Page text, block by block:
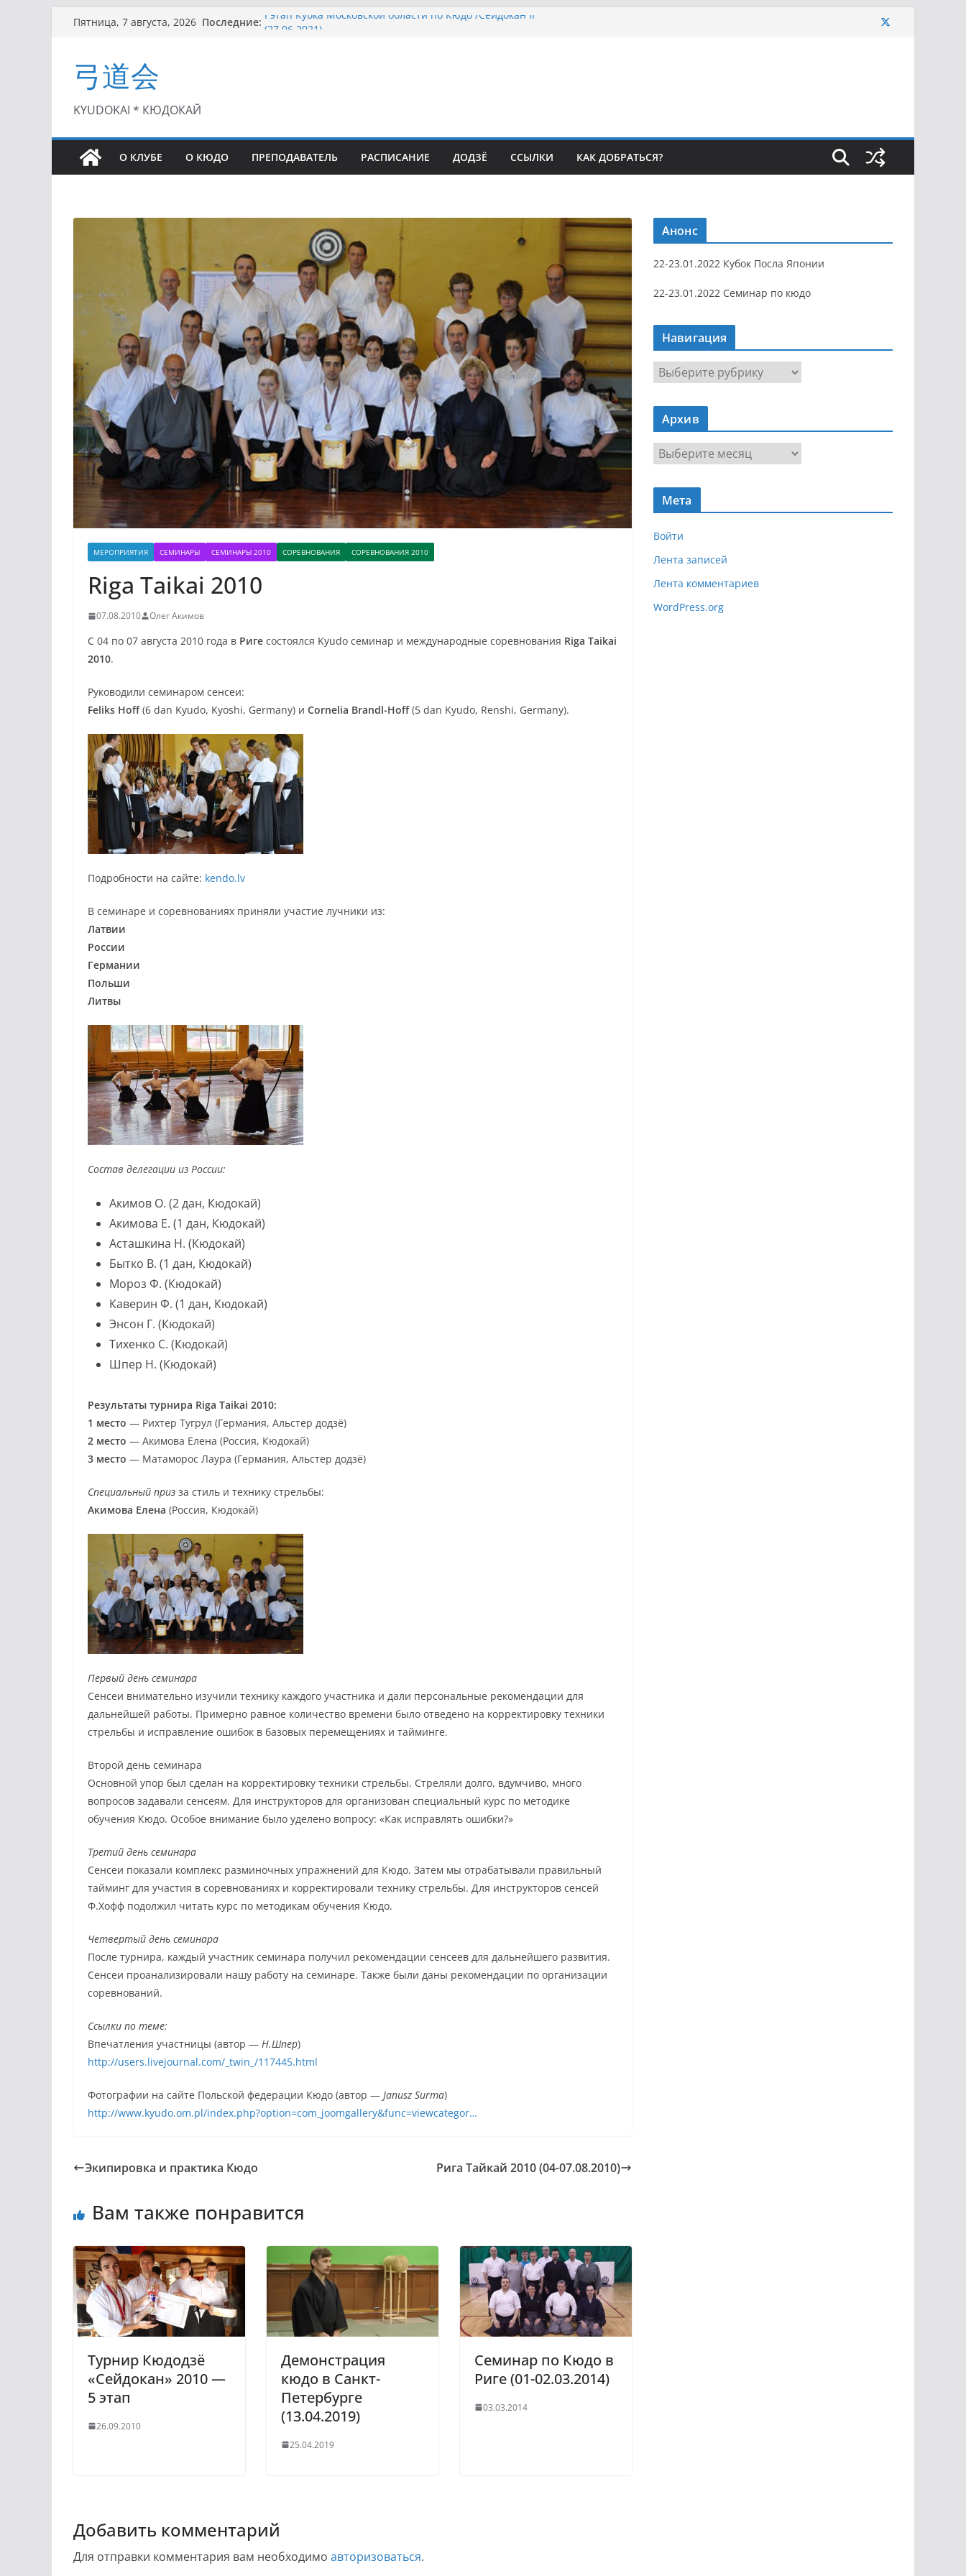
Перейти
Пятница, 7 августа, 2026 Последние: I этап Кубка Московской области по Кюдо /Сейдокан II
弓道会
KYUDOKAI * КЮДОКАЙ
О КЛУБЕ О КЮДО ПРЕПОДАВАТЕЛЬ РАСПИСАНИЕ ДОДЗЁ ССЫЛКИ КАК ДОБРАТЬСЯ?
МЕРОПРИЯТИЯ СЕМИНАРЫ СЕМИНАРЫ 2010 СОРЕВНОВАНИЯ СОРЕВНОВАНИЯ 2010
Riga Taikai 2010
07.08.2010 Олег Акимов
С 04 по 07 августа 2010 года в Риге состоялся Kyudo семинар и международные соревнования Riga Taikai
2010.
Руководили семинаром сенсеи:
Feliks Hoff(6 dan Kyudo, Kyoshi, Germany) и Cornelia Brandl-Hoff(5 dan Kyudo, Renshi, Germany).
Подробности на сайте: kendo.lv
В семинаре и соревнованиях приняли участие лучники из:
Латвии
России
Германии
Польши
Литвы
Состав делегации из России:
Акимов О. (2 дан, Кюдокай)
Акимова Е. (1 дан, Кюдокай)
Асташкина Н. (Кюдокай)
Бытко В. (1 дан, Кюдокай)
Мороз Ф. (Кюдокай)
Каверин Ф. (1 дан, Кюдокай)
Энсон Г. (Кюдокай)
Тихенко С. (Кюдокай)
Шпер Н. (Кюдокай)
Результаты турнира Riga Taikai 2010:
1 место — Рихтер Тугрул (Германия, Альстер додзё)
2 место — Акимова Елена (Россия, Кюдокай)
3 место — Матаморос Лаура (Германия, Альстер додзё)
Специальный приз за стиль и технику стрельбы:
Акимова Елена (Россия, Кюдокай)
Первый день семинара
Сенсеи внимательно изучили технику каждого участника и дали персональные рекомендации для
дальнейшей работы. Примерно равное количество времени было отведено на корректировку техники
стрельбы и исправление ошибок в базовых перемещениях и тайминге.
Второй день семинара
Основной упор был сделан на корректировку техники стрельбы. Стреляли долго, вдумчиво, много
вопросов задавали сенсеям. Для инструкторов для организован специальный курс по методике
обучения Кюдо. Особое внимание было уделено вопросу: «Как исправлять ошибки?»
Третий день семинара
Сенсеи показали комплекс разминочных упражнений для Кюдо. Затем мы отрабатывали правильный
тайминг для участия в соревнованиях и корректировали технику стрельбы. Для инструкторов сенсей
Ф.Хофф подолжил читать курс по методикам обучения Кюдо.
Четвертый день семинара
После турнира, каждый участник семинара получил рекомендации сенсеев для дальнейшего развития.
Сенсеи проанализировали нашу работу на семинаре. Также были даны рекомендации по организации
соревнований.
Ссылки по теме:
Впечатления участницы (автор — Н.Шпер)
http://users.livejournal.com/_twin_/117445.html
Фотографии на сайте Польской федерации Кюдо (автор — Janusz Surma)
http://www.kyudo.om.pl/index.php?option=com_joomgallery&func=viewcategor…
Экипировка и практика Кюдо Рига Тайкай 2010 (04-07.08.2010)
Вам также понравится
Турнир Кюдодзё
«Сейдокан» 2010 —
5 этап
26.09.2010
Демонстрация
кюдо в Санкт-
Петербурге
(13.04.2019)
25.04.2019
Семинар по Кюдо в
Риге (01-02.03.2014)
03.03.2014
Добавить комментарий
Для отправки комментария вам необходимо авторизоваться.
Анонс
22-23.01.2022 Кубок Посла Японии
22-23.01.2022 Семинар по кюдо
Навигация
Н
а
в
г
я
Архив
р
х
Мета
Войти
Лента записей
Лента комментариев
WordPress.org